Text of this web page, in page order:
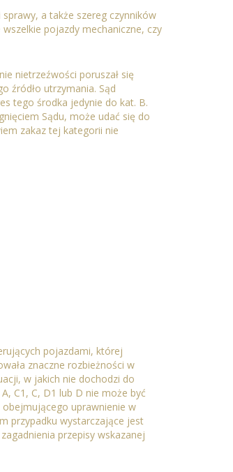
a także szereg czynników
pojazdy mechaniczne, czy
nietrzeźwości poruszał się
źródło utrzymania. Sąd
tego środka jedynie do kat. B.
Sądu, może udać się do
zakaz tej kategorii nie
pojazdami, której
znaczne rozbieżności w
w jakich nie dochodzi do
C1, C, D1 lub D nie może być
uprawnienie w
przypadku wystarczające jest
przepisy wskazanej